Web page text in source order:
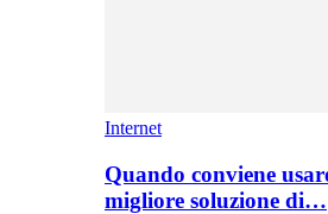
Internet
Quando conviene
migliore soluzione di…